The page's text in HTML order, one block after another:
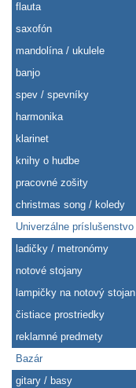
flauta
saxofón
mandolína / ukulele
banjo
spev / spevníky
harmonika
klarinet
knihy o hudbe
pracovné zošity
christmas song / koledy
Univerzálne príslušenstvo
ladičky / metronómy
notové stojany
lampičky na notový stojan
čistiace prostriedky
reklamné predmety
Bazár
gitary / basy